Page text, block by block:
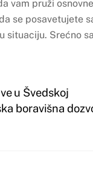
vam pruži
se posavetujete
situaciju. Srećno
u Švedskoj
boravišna